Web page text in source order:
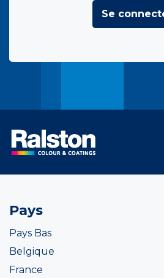
Se
Pays
Pays Bas
Belgique
France